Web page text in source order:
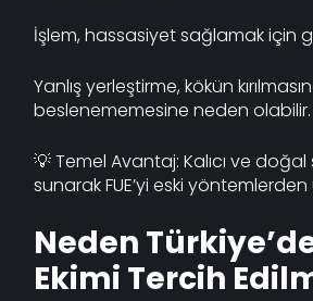
İşlem, hassasiyet sağlamak için
Yanlış yerleştirme, kökün
beslenememesine neden olabilir.
💡 Temel Avantaj: Kalıcı ve
sunarak FUE’yi eski yöntemlerden
Neden
Ekimi Tercih